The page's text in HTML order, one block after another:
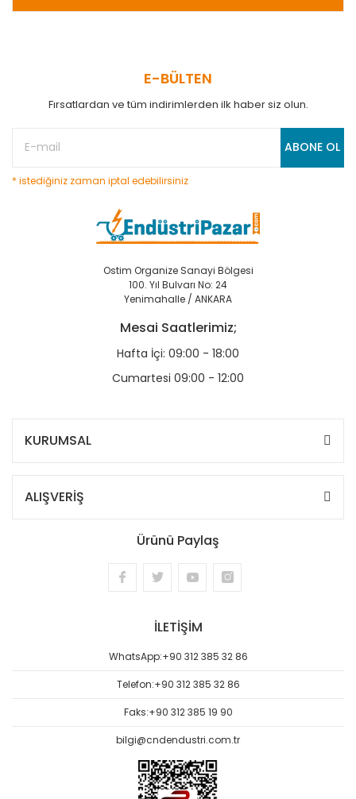
E-BÜLTEN
Fırsatlardan ve tüm indirimlerden ilk haber siz olun.
ABONE OL
* istediğiniz zaman iptal edebilirsiniz
Ostim Organize Sanayi Bölgesi
100. Yıl Bulvarı No: 24
Yenimahalle / ANKARA
Mesai Saatlerimiz;
Hafta İçi: 09:00 - 18:00
Cumartesi 09:00 - 12:00
KURUMSAL
ALIŞVERİŞ
Ürünü Paylaş
İLETİŞİM
WhatsApp:+90 312 385 32 86
Telefon:+90 312 385 32 86
Faks:+90 312 385 19 90
bilgi@cndendustri.com.tr